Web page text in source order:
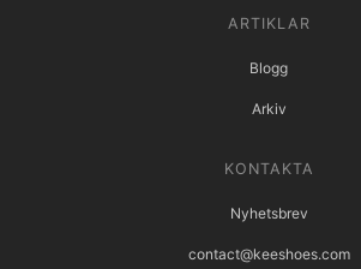
ARTIKLAR
Blogg
Arkiv
KONTAKTA
Nyhetsbrev
contact@keeshoes.com